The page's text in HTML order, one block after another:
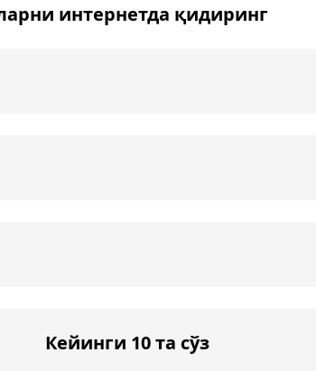
интернетда қидиринг
Кейинги 10 та сўз